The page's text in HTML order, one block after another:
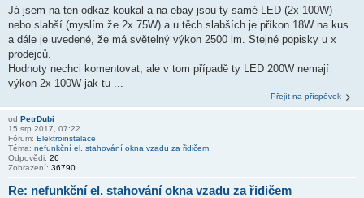
Já jsem na ten odkaz koukal a na ebay jsou ty samé LED (2x 100W)
nebo slabší (myslím že 2x 75W) a u těch slabších je příkon 18W na kus
a dále je uvedené, že má světelný výkon 2500 lm. Stejné popisky u x
prodejců.
Hodnoty nechci komentovat, ale v tom případě ty LED 200W nemají
výkon 2x 100W jak tu ...
Přejít na příspěvek
od PetrDubi
15 srp 2017, 07:22
Fórum: Elektroinstalace
Téma: nefunkční el. stahování okna vzadu za řidičem
Odpovědi: 26
Zobrazení: 36790
Re: nefunkční el. stahování okna vzadu za řidičem